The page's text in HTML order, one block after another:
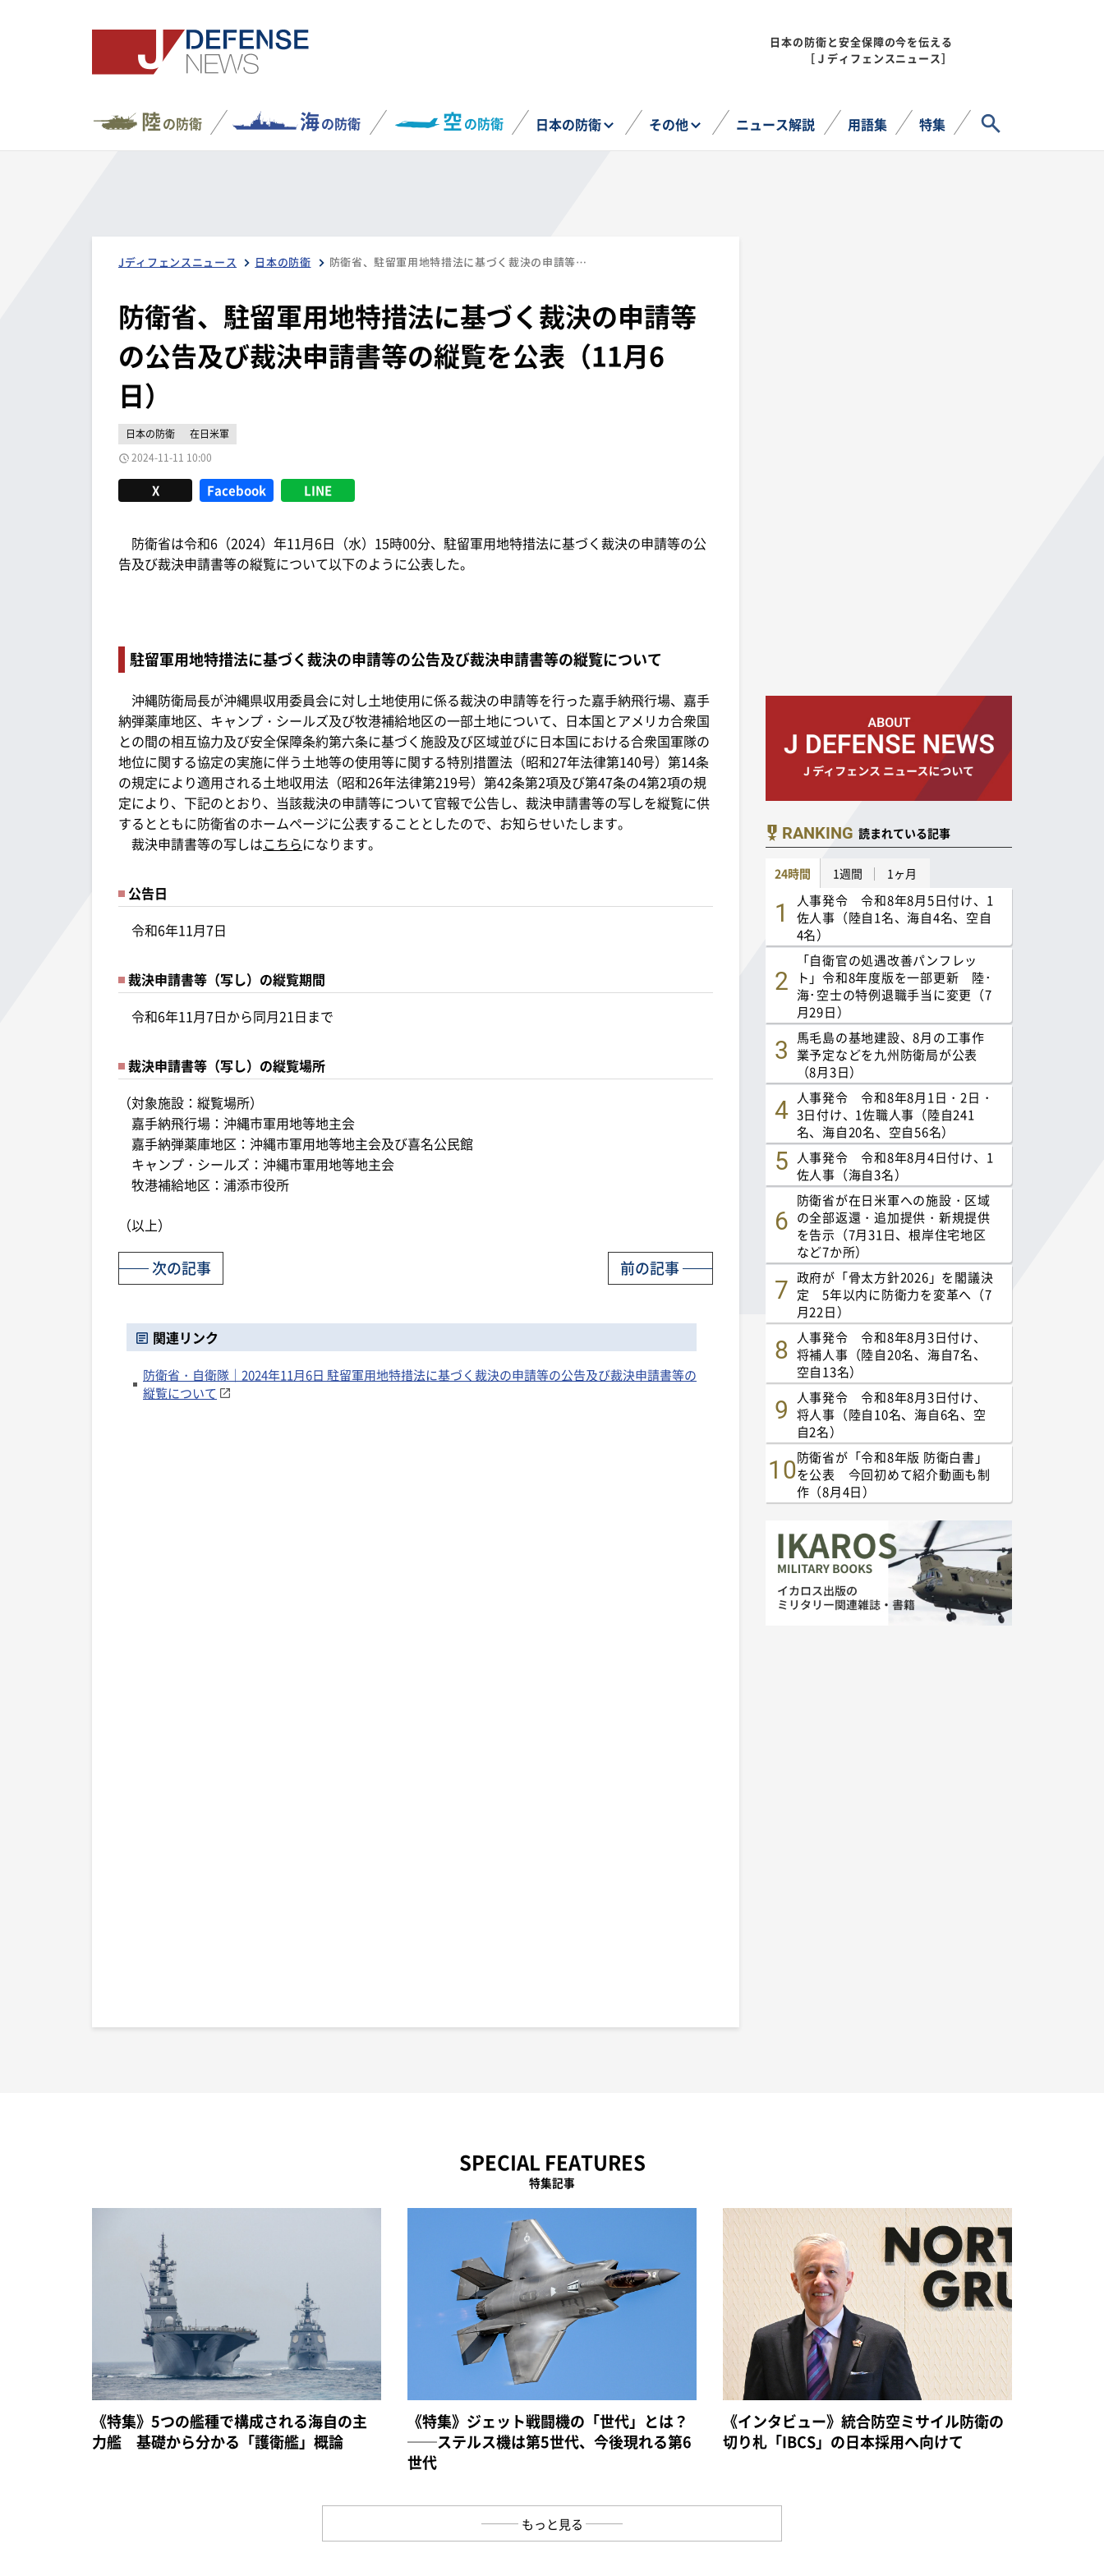
日本の防衛と安全保障の今を伝える
［Ｊディフェンスニュース］
陸の防衛 海の防衛 空の防衛 日本の防衛 その他 ニュース解説 用語集 特集
Jディフェンスニュース 日本の防衛 防衛省、駐留軍用地特措法に基づく裁決の申請等の公告及び裁決申請書等の縦覧を公表（11月6日）
防衛省、駐留軍用地特措法に基づく裁決の申請等
の公告及び裁決申請書等の縦覧を公表（11月6
日）
日本の防衛
在日米軍
2024-11-11 10:00
X Facebook LINE
防衛省は令和6（2024）年11月6日（水）15時00分、駐留軍用地特措法に基づく裁決の申請等の公
告及び裁決申請書等の縦覧について以下のように公表した。
駐留軍用地特措法に基づく裁決の申請等の公告及び裁決申請書等の縦覧について
沖縄防衛局長が沖縄県収用委員会に対し土地使用に係る裁決の申請等を行った嘉手納飛行場、嘉手
納弾薬庫地区、キャンプ・シールズ及び牧港補給地区の一部土地について、日本国とアメリカ合衆国
との間の相互協力及び安全保障条約第六条に基づく施設及び区域並びに日本国における合衆国軍隊の
地位に関する協定の実施に伴う土地等の使用等に関する特別措置法（昭和27年法律第140号）第14条
の規定により適用される土地収用法（昭和26年法律第219号）第42条第2項及び第47条の4第2項の規
定により、下記のとおり、当該裁決の申請等について官報で公告し、裁決申請書等の写しを縦覧に供
するとともに防衛省のホームページに公表することとしたので、お知らせいたします。
裁決申請書等の写しはこちらになります。
公告日
令和6年11月7日
裁決申請書等（写し）の縦覧期間
令和6年11月7日から同月21日まで
裁決申請書等（写し）の縦覧場所
（対象施設：縦覧場所）
嘉手納飛行場：沖縄市軍用地等地主会
嘉手納弾薬庫地区：沖縄市軍用地等地主会及び喜名公民館
キャンプ・シールズ：沖縄市軍用地等地主会
牧港補給地区：浦添市役所
（以上）
前の記事
次の記事
関連リンク
防衛省・自衛隊｜2024年11月6日 駐留軍用地特措法に基づく裁決の申請等の公告及び裁決申請書等の
縦覧について
RANKING 読まれている記事
24時間 1週間 1ヶ月
人事発令 令和8年8月5日付け、1
佐人事（陸自1名、海自4名、空自
4名）
「自衛官の処遇改善パンフレッ
ト」令和8年度版を一部更新 陸･
海･空士の特例退職手当に変更（7
月29日）
馬毛島の基地建設、8月の工事作
業予定などを九州防衛局が公表
（8月3日）
人事発令 令和8年8月1日・2日・
3日付け、1佐職人事（陸自241
名、海自20名、空自56名）
人事発令 令和8年8月4日付け、1
佐人事（海自3名）
防衛省が在日米軍への施設・区域
の全部返還・追加提供・新規提供
を告示（7月31日、根岸住宅地区
など7か所）
政府が「骨太方針2026」を閣議決
定 5年以内に防衛力を変革へ（7
月22日）
人事発令 令和8年8月3日付け、
将補人事（陸自20名、海自7名、
空自13名）
人事発令 令和8年8月3日付け、
将人事（陸自10名、海自6名、空
自2名）
防衛省が「令和8年版 防衛白書」
を公表 今回初めて紹介動画も制
作（8月4日）
SPECIAL FEATURES
特集記事
《特集》5つの艦種で構成される海自の主
力艦 基礎から分かる「護衛艦」概論
《特集》ジェット戦闘機の「世代」とは？
──ステルス機は第5世代、今後現れる第6
世代
《インタビュー》統合防空ミサイル防衛の
切り札「IBCS」の日本採用へ向けて
もっと見る